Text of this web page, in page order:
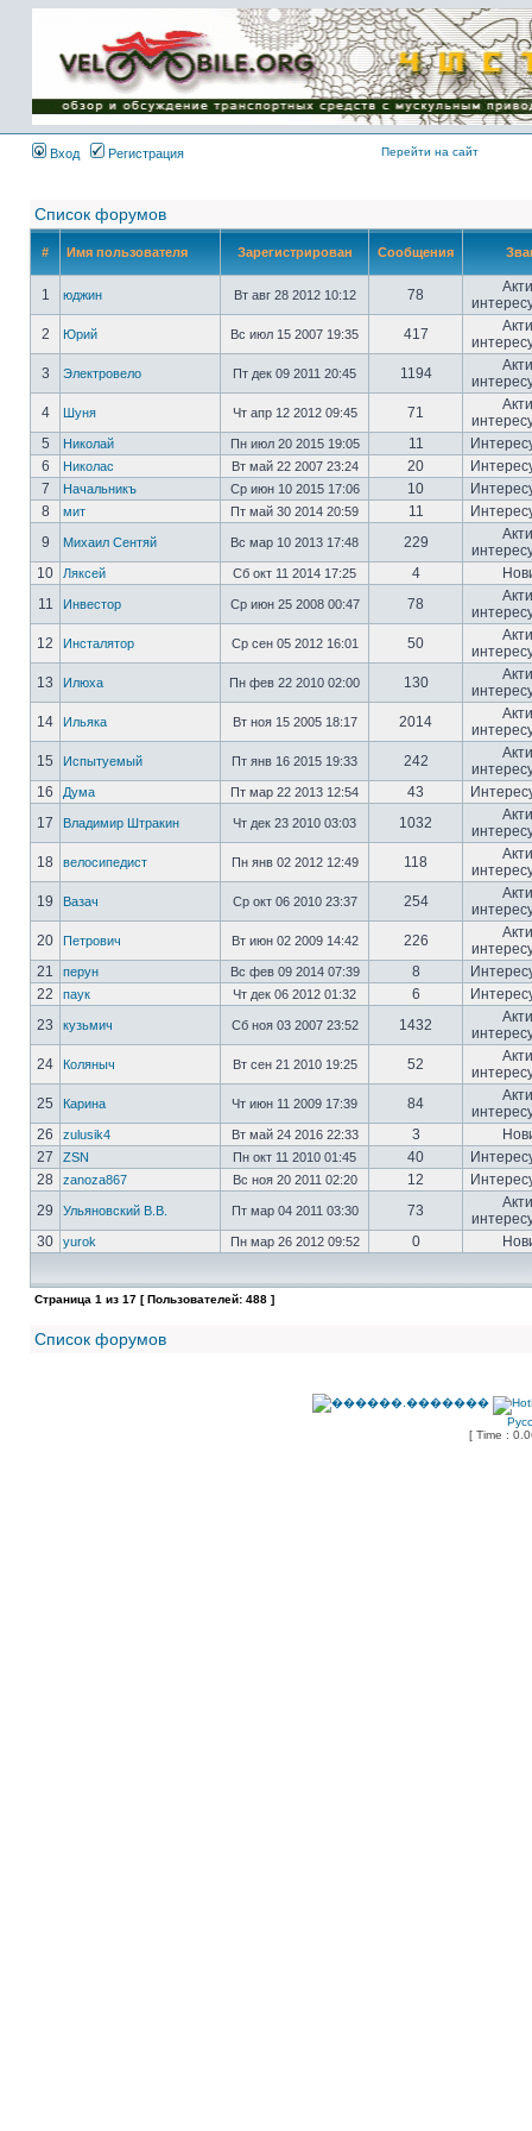
Имя пользователя:
Пароль:
{ LOG_ME_IN_SHORT
}
Вход
Регистрация Перейти на сайт
Список форумов
# Имя пользователя Зарегистрирован Сообщения
1 юджин Вт авг 28 2012 10:12 78
2
Юрий Вс июл 15 2007 19:35 417
3
Электровело Пт дек 09 2011 20:45 1194
4
Шуня Чт апр 12 2012 09:45 71
5
Николай Пн июл 20 2015 19:05 11
6
Николас Вт май 22 2007 23:24 20
7
Начальникъ Ср июн 10 2015 17:06 10
8
мит Пт май 30 2014 20:59 11
9
Михаил Сентяй Вс мар 10 2013 17:48 229
10
Ляксей Сб окт 11 2014 17:25 4
11
Инвестор Ср июн 25 2008 00:47 78
12
Инсталятор Ср сен 05 2012 16:01 50
13
Илюха Пн фев 22 2010 02:00 130
14
Ильяка Вт ноя 15 2005 18:17 2014
15
Испытуемый Пт янв 16 2015 19:33 242
16
Дума Пт мар 22 2013 12:54 43
17
Владимир Штракин Чт дек 23 2010 03:03 1032
18
велосипедист Пн янв 02 2012 12:49 118
19
Вазач Ср окт 06 2010 23:37 254
20
Петрович Вт июн 02 2009 14:42 226
21
перун Вс фев 09 2014 07:39 8
22
паук Чт дек 06 2012 01:32 6
23
кузьмич Сб ноя 03 2007 23:52 1432
24
Коляныч Вт сен 21 2010 19:25 52
25
Карина Чт июн 11 2009 17:39 84
26
zulusik4 Вт май 24 2016 22:33 3
27
ZSN Пн окт 11 2010 01:45 40
28
zanoza867 Вс ноя 20 2011 02:20 12
29
Ульяновский В.В. Пт мар 04 2011 03:30 73
30
yurok Пн мар 26 2012 09:52 0
Страница 1 из 17 [ Пользователей: 488 ]
Список форумов
[ Time :